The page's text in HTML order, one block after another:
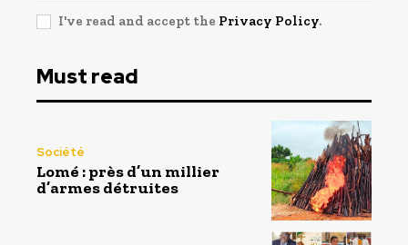
I've read and accept the Privacy Policy.
Must read
Société
Lomé : près d’un millier
d’armes détruites